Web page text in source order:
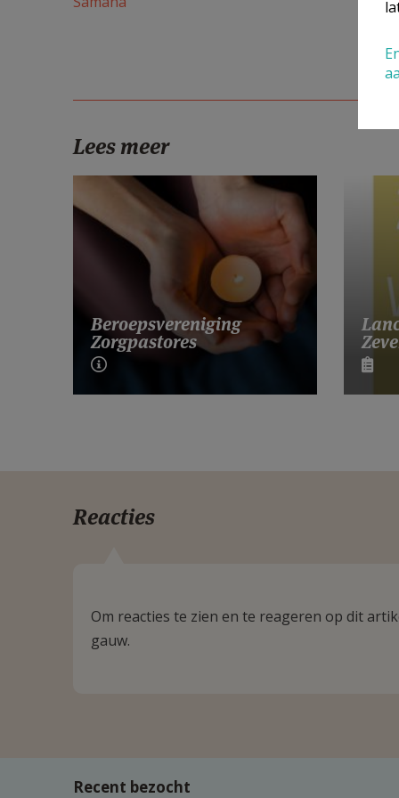
Lees meer
Beroepsvereniging
Zorgpastores
Reacties
Om reacties te zien en te reageren op dit
gauw.
Recent bezocht